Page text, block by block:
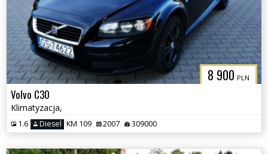
8 900 PLN
Volvo C30
Klimatyzacja,
1.6 Diesel KM 109 2007 309000